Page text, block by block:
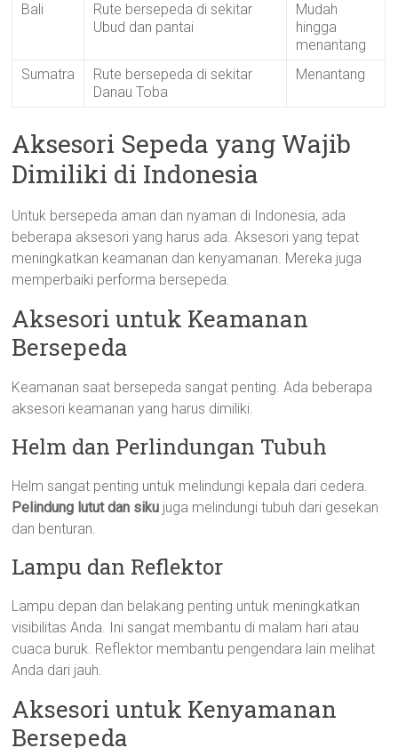
Bali
Rute bersepeda di sekitar
Ubud dan pantai
Mudah
hingga
menantang
Sumatra
Rute bersepeda di sekitar
Danau Toba
Menantang
Aksesori Sepeda yang Wajib
Dimiliki di Indonesia
Untuk bersepeda aman dan nyaman di Indonesia, ada
beberapa aksesori yang harus ada. Aksesori yang tepat
meningkatkan keamanan dan kenyamanan. Mereka juga
memperbaiki performa bersepeda.
Aksesori untuk Keamanan
Bersepeda
Keamanan saat bersepeda sangat penting. Ada beberapa
aksesori keamanan yang harus dimiliki.
Helm dan Perlindungan Tubuh
Helm sangat penting untuk melindungi kepala dari cedera.
Pelindung lutut dan siku juga melindungi tubuh dari gesekan
dan benturan.
Lampu dan Reflektor
Lampu depan dan belakang penting untuk meningkatkan
visibilitas Anda. Ini sangat membantu di malam hari atau
cuaca buruk. Reflektor membantu pengendara lain melihat
Anda dari jauh.
Aksesori untuk Kenyamanan
Bersepeda